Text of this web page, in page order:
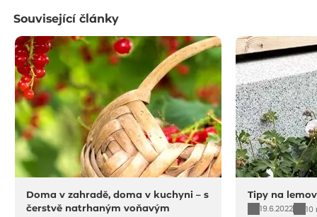
Související články
Doma v zahradě, doma v kuchyni – s
čerstvě natrhaným voňavým
Tipy na
19.6.2022
10